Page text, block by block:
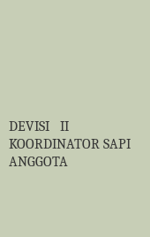
DEVISI
II
KOORDINATOR SAPI
ANGGOTA